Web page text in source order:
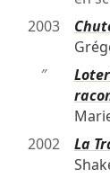
2003
″
2002
La